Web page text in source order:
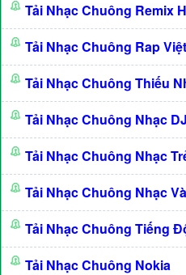
Tải Nhạc Chuông Remix
Tải Nhạc Chuông Rap
Tải Nhạc Chuông Thiếu
Tải Nhạc Chuông Nhạc
Tải Nhạc Chuông Nhạc
Tải Nhạc Chuông Nhạc
Tải Nhạc Chuông Tiếng
Tải Nhạc Chuông Nokia